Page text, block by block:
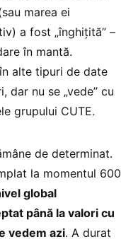
marea ei
a fost „înghițită” –
în mantă.
alte tipuri de date
dar nu se „vede” cu
grupului CUTE.
de determinat.
la momentul 600
global
până la valori cu
vedem azi. A durat